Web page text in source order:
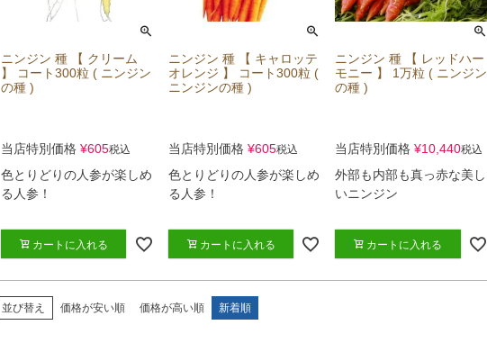
ニンジン 種 【 クリーム
】 コート300粒 ( ニンジン
の種 )
当店特別価格 ¥605税込
色とりどりの人参が楽しめ
る人参！
カートに入れる
ニンジン 種 【 キャロッテ
オレンジ 】 コート300粒 (
ニンジンの種 )
当店特別価格 ¥605税込
色とりどりの人参が楽しめ
る人参！
カートに入れる
ニンジン 種 【 レッドハー
モニー 】 1万粒 ( ニンジン
の種 )
当店特別価格 ¥10,440税込
外部も内部も真っ赤な美し
いニンジン
カートに入れる
並び替え 価格が安い順 価格が高い順 新着順